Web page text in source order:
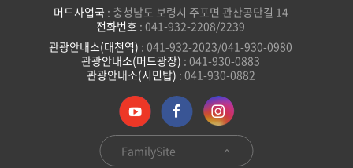
머드사업국 : 충청남도 보령시 주포면 관산공단길 14
전화번호 : 041-932-2208/2239
관광안내소(대천역) : 041-932-2023/041-930-0980
관광안내소(머드광장) : 041-930-0883
관광안내소(시민탑) : 041-930-0882
FamilySite